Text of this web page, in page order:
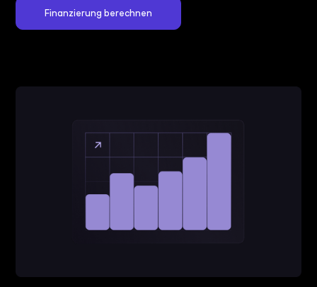
Finanzierung berechnen